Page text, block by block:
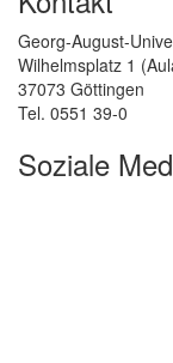
Georg-August-
Wilhelmsplatz 1
37073 Göttingen
Tel. 0551 39-0
Soziale